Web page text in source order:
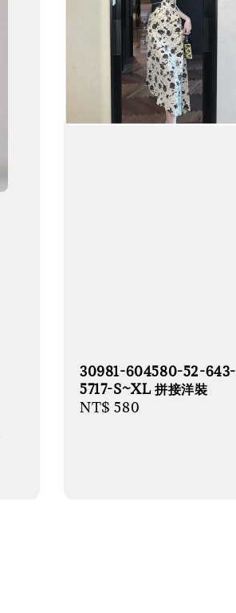
30981-604580-52-643-
5717-S~XL 拼接洋裝
Regular
NT$ 580